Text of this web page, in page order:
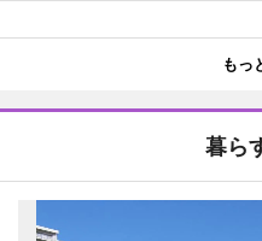
もっ
暮ら